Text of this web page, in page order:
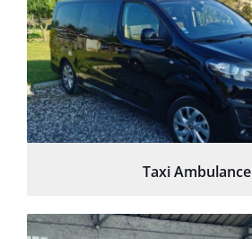
Taxi Ambulance